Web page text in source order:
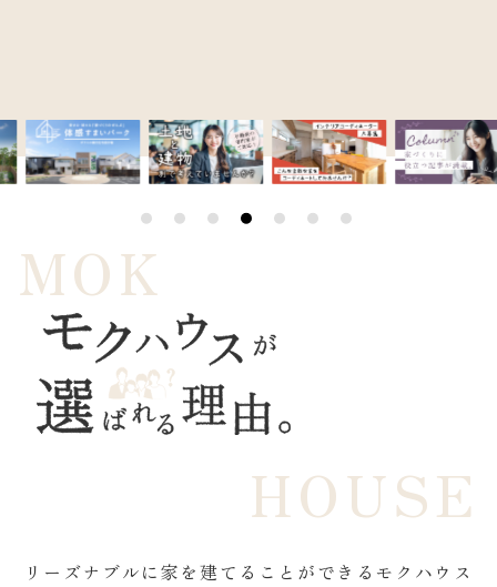
MOK
HOUSE
リーズナブルに家を建てることができるモクハウス